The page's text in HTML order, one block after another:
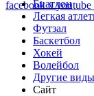
facebookxyoutube
Биатлон
Легкая
Футзал
Баскетбол
Хокей
Волейбол
Другие
Сайт